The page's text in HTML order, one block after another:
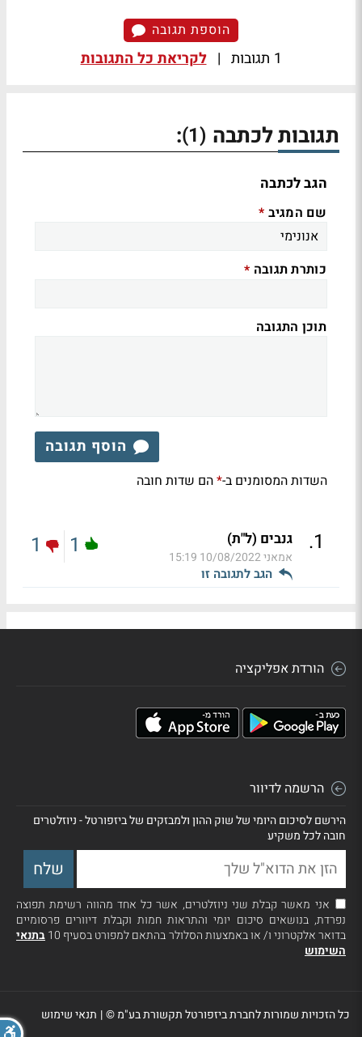
הוספת תגובה
1 תגובות | לקריאת כל התגובות
תגובות לכתבה (1)
:
הגב לכתבה
שם המגיב *
כותרת תגובה *
תוכן התגובה
הוסף תגובה
השדות המסומנים ב-*הם שדות חובה
1
. גנבים (ל"ת)
אמאני10/08/2022 15:19
הגב לתגובה זו
1
1
הורדת אפליקציה
הרשמה לדיוור
הירשם לסיכום היומי של שוק ההון ולמבזקים של ביזפורטל - ניוזלטרים
חובה לכל משקיע
אני מאשר קבלת שני ניוזלטרים, אשר כל אחד מהווה רשימת תפוצה
נפרדת, בנושאים סיכום יומי והתראות חמות וקבלת דיוורים פרסומיים
בדואר אלקטרוני ו/ או באמצעות הסלולר בהתאם למפורט בסעיף 10
בתנאי
השימוש
כל הזכויות שמורות לחברת ביזפורטל תקשורת בע"מ ©| תנאי שימוש